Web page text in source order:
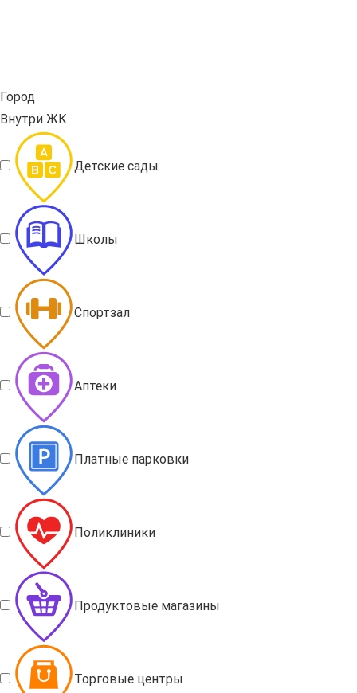
Город
Внутри ЖК
Детские сады
Школы
Спортзал
Аптеки
Платные парковки
Поликлиники
Продуктовые магазины
Торговые центры